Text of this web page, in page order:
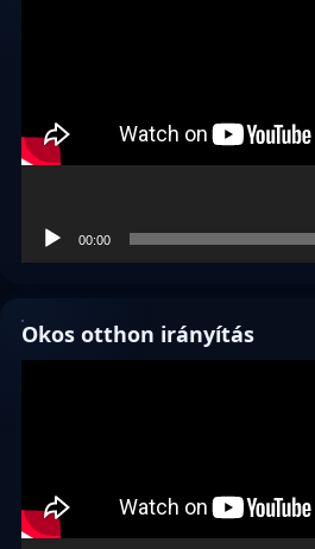
00:00
Okos otthon irányítás